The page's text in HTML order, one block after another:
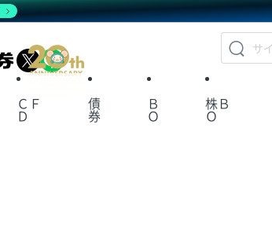
X
ＣＦ
Ｄ
債
券
Ｂ
Ｏ
株Ｂ
Ｏ